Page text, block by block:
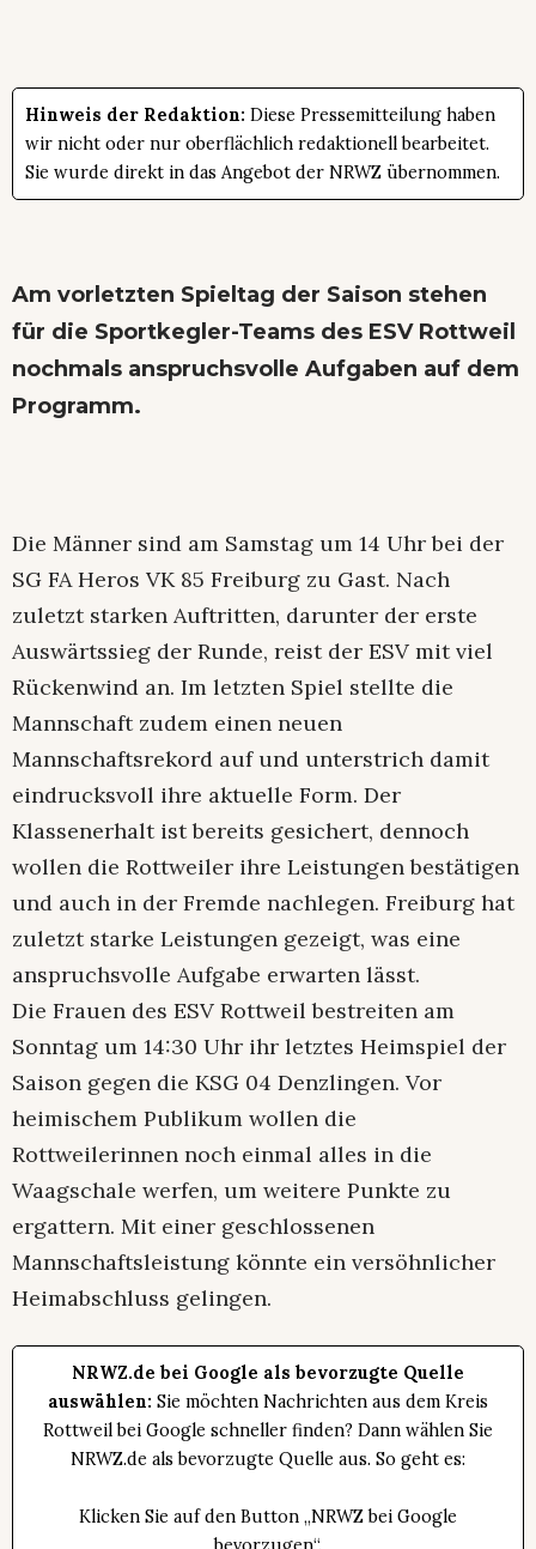
Hinweis der Redaktion: Diese Pressemitteilung haben
wir nicht oder nur oberflächlich redaktionell bearbeitet.
Sie wurde direkt in das Angebot der NRWZ übernommen.
Am vorletzten Spieltag der Saison stehen
für die Sportkegler-Teams des ESV Rottweil
nochmals anspruchsvolle Aufgaben auf dem
Programm.
Die Männer sind am Samstag um 14 Uhr bei der
SG FA Heros VK 85 Freiburg zu Gast. Nach
zuletzt starken Auftritten, darunter der erste
Auswärtssieg der Runde, reist der ESV mit viel
Rückenwind an. Im letzten Spiel stellte die
Mannschaft zudem einen neuen
Mannschaftsrekord auf und unterstrich damit
eindrucksvoll ihre aktuelle Form. Der
Klassenerhalt ist bereits gesichert, dennoch
wollen die Rottweiler ihre Leistungen bestätigen
und auch in der Fremde nachlegen. Freiburg hat
zuletzt starke Leistungen gezeigt, was eine
anspruchsvolle Aufgabe erwarten lässt.
Die Frauen des ESV Rottweil bestreiten am
Sonntag um 14:30 Uhr ihr letztes Heimspiel der
Saison gegen die KSG 04 Denzlingen. Vor
heimischem Publikum wollen die
Rottweilerinnen noch einmal alles in die
Waagschale werfen, um weitere Punkte zu
ergattern. Mit einer geschlossenen
Mannschaftsleistung könnte ein versöhnlicher
Heimabschluss gelingen.
NRWZ.de bei Google als bevorzugte Quelle
auswählen: Sie möchten Nachrichten aus dem Kreis
Rottweil bei Google schneller finden? Dann wählen Sie
NRWZ.de als bevorzugte Quelle aus. So geht es:
Klicken Sie auf den Button „NRWZ bei Google